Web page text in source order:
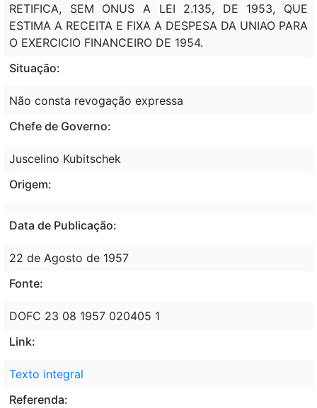
RETIFICA, SEM ONUS A LEI 2.135, DE 1953, QUE
ESTIMA A RECEITA E FIXA A DESPESA DA UNIAO PARA
O EXERCICIO FINANCEIRO DE 1954.
Situação:
Não consta revogação expressa
Chefe de Governo:
Juscelino Kubitschek
Origem:
Data de Publicação:
22 de Agosto de 1957
Fonte:
DOFC 23 08 1957 020405 1
Link:
Texto integral
Referenda: